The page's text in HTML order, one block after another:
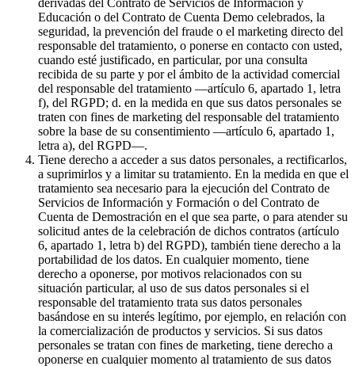
Educación o del Contrato de Cuenta Demo celebrados, la
seguridad, la prevención del fraude o el marketing directo del
responsable del tratamiento, o ponerse en contacto con usted,
cuando esté justificado, en particular, por una consulta
recibida de su parte y por el ámbito de la actividad comercial
del responsable del tratamiento —artículo 6, apartado 1, letra
f), del RGPD; d. en la medida en que sus datos personales se
traten con fines de marketing del responsable del tratamiento
sobre la base de su consentimiento —artículo 6, apartado 1,
letra a), del RGPD—.
Tiene derecho a acceder a sus datos personales, a rectificarlos,
a suprimirlos y a limitar su tratamiento. En la medida en que el
tratamiento sea necesario para la ejecución del Contrato de
Servicios de Información y Formación o del Contrato de
Cuenta de Demostración en el que sea parte, o para atender su
solicitud antes de la celebración de dichos contratos (artículo
6, apartado 1, letra b) del RGPD), también tiene derecho a la
portabilidad de los datos. En cualquier momento, tiene
derecho a oponerse, por motivos relacionados con su
situación particular, al uso de sus datos personales si el
responsable del tratamiento trata sus datos personales
basándose en su interés legítimo, por ejemplo, en relación con
la comercialización de productos y servicios. Si sus datos
personales se tratan con fines de marketing, tiene derecho a
oponerse en cualquier momento al tratamiento de sus datos